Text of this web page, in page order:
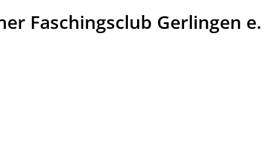
Faschingsclub Gerlingen e.